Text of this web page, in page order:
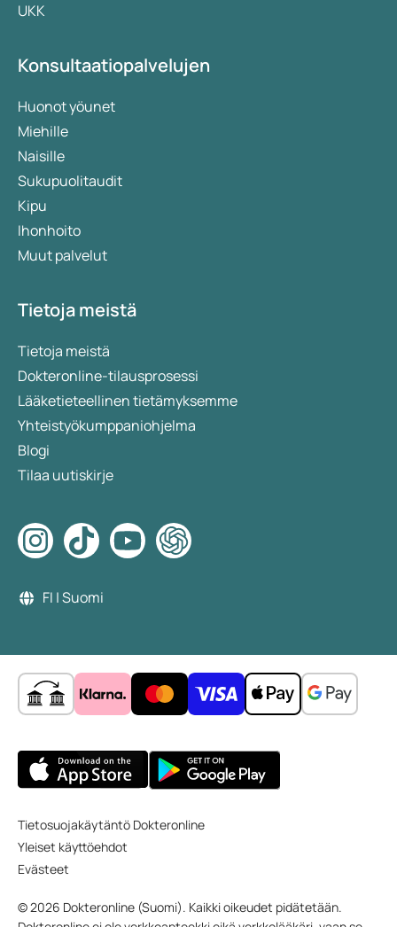
UKK
Konsultaatiopalvelujen
Huonot yöunet
Miehille
Naisille
Sukupuolitaudit
Kipu
Ihonhoito
Muut palvelut
Tietoja meistä
Tietoja meistä
Dokteronline-tilausprosessi
Lääketieteellinen tietämyksemme
Yhteistyökumppaniohjelma
Blogi
Tilaa uutiskirje
FI | Suomi
Tietosuojakäytäntö Dokteronline
Yleiset käyttöehdot
Evästeet
© 2026 Dokteronline (Suomi). Kaikki oikeudet pidätetään.